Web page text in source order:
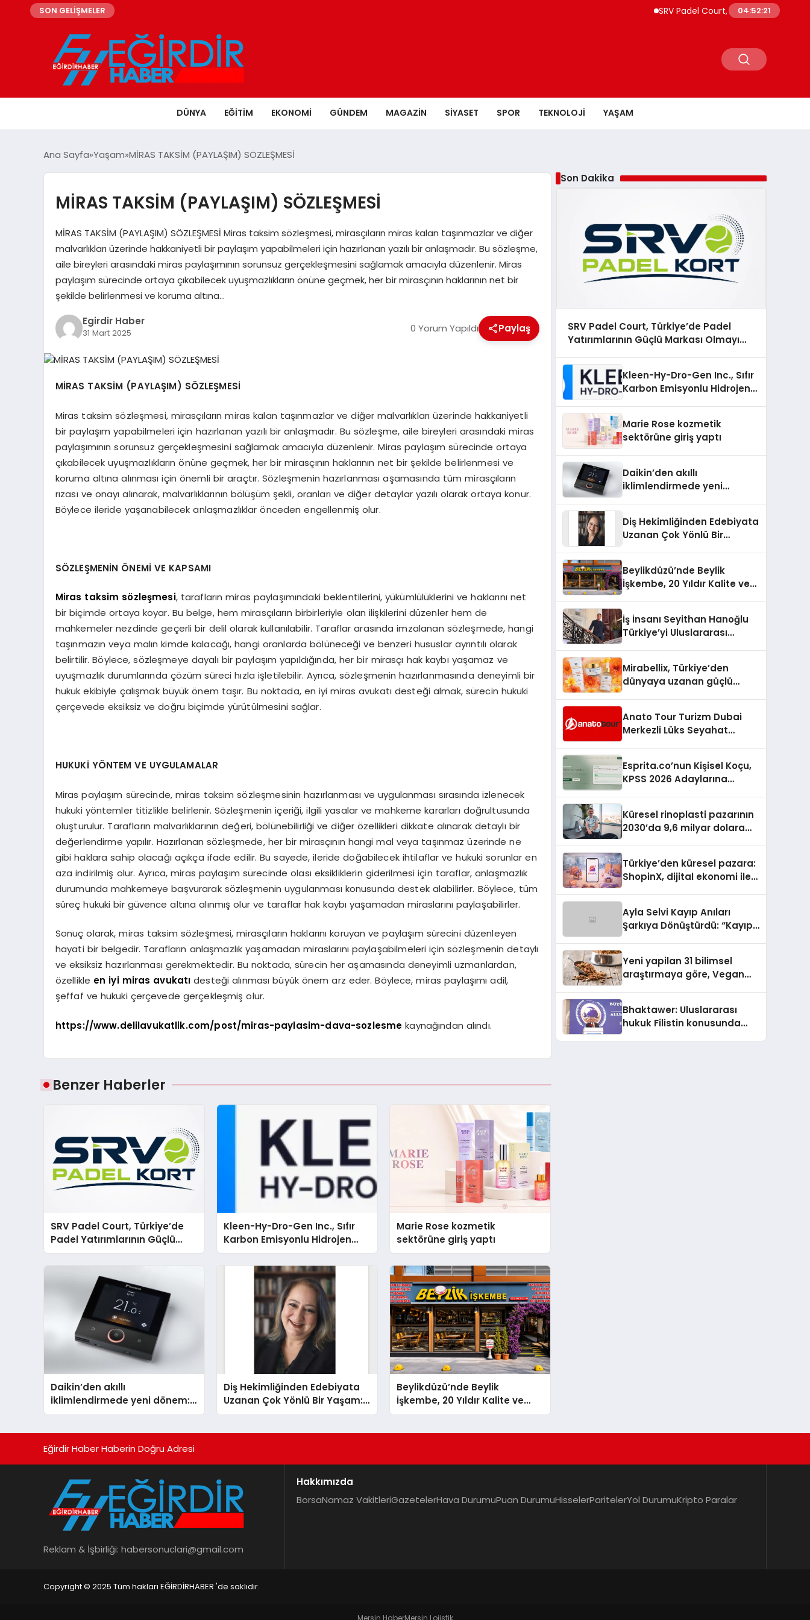
SON GELİŞMELER SRV Padel Court, Türkiye’de Padel
04:52:22
DÜNYA EĞITIM EKONOMI GÜNDEM MAGAZIN SIYASET SPOR TEKNOLOJI YAŞAM
Ana Sayfa Yaşam MİRAS TAKSİM (PAYLAŞIM) SÖZLEŞMESİ
MİRAS TAKSİM (PAYLAŞIM) SÖZLEŞMESİ
MİRAS TAKSİM (PAYLAŞIM) SÖZLEŞMESİ Miras taksim sözleşmesi, mirasçıların miras kalan taşınmazlar ve diğer
malvarlıkları üzerinde hakkaniyetli bir paylaşım yapabilmeleri için hazırlanan yazılı bir anlaşmadır. Bu sözleşme,
aile bireyleri arasındaki miras paylaşımının sorunsuz gerçekleşmesini sağlamak amacıyla düzenlenir. Miras
paylaşım sürecinde ortaya çıkabilecek uyuşmazlıkların önüne geçmek, her bir mirasçının haklarının net bir
şekilde belirlenmesi ve koruma altına…
Egirdir Haber
31 Mart 2025 0 Yorum Yapıldı Paylaş
MİRAS TAKSİM (PAYLAŞIM) SÖZLEŞMESİ
Miras taksim sözleşmesi, mirasçıların miras kalan taşınmazlar ve diğer malvarlıkları üzerinde hakkaniyetli
bir paylaşım yapabilmeleri için hazırlanan yazılı bir anlaşmadır. Bu sözleşme, aile bireyleri arasındaki miras
paylaşımının sorunsuz gerçekleşmesini sağlamak amacıyla düzenlenir. Miras paylaşım sürecinde ortaya
çıkabilecek uyuşmazlıkların önüne geçmek, her bir mirasçının haklarının net bir şekilde belirlenmesi ve
koruma altına alınması için önemli bir araçtır. Sözleşmenin hazırlanması aşamasında tüm mirasçıların
rızası ve onayı alınarak, malvarlıklarının bölüşüm şekli, oranları ve diğer detaylar yazılı olarak ortaya konur.
Böylece ileride yaşanabilecek anlaşmazlıklar önceden engellenmiş olur.
SÖZLEŞMENİN ÖNEMİ VE KAPSAMI
Miras taksim sözleşmesi, tarafların miras paylaşımındaki beklentilerini, yükümlülüklerini ve haklarını net
bir biçimde ortaya koyar. Bu belge, hem mirasçıların birbirleriyle olan ilişkilerini düzenler hem de
mahkemeler nezdinde geçerli bir delil olarak kullanılabilir. Taraflar arasında imzalanan sözleşmede, hangi
taşınmazın veya malın kimde kalacağı, hangi oranlarda bölüneceği ve benzeri hususlar ayrıntılı olarak
belirtilir. Böylece, sözleşmeye dayalı bir paylaşım yapıldığında, her bir mirasçı hak kaybı yaşamaz ve
uyuşmazlık durumlarında çözüm süreci hızla işletilebilir. Ayrıca, sözleşmenin hazırlanmasında deneyimli bir
hukuk ekibiyle çalışmak büyük önem taşır. Bu noktada, en iyi miras avukatı desteği almak, sürecin hukuki
çerçevede eksiksiz ve doğru biçimde yürütülmesini sağlar.
HUKUKİ YÖNTEM VE UYGULAMALAR
Miras paylaşım sürecinde, miras taksim sözleşmesinin hazırlanması ve uygulanması sırasında izlenecek
hukuki yöntemler titizlikle belirlenir. Sözleşmenin içeriği, ilgili yasalar ve mahkeme kararları doğrultusunda
oluşturulur. Tarafların malvarlıklarının değeri, bölünebilirliği ve diğer özellikleri dikkate alınarak detaylı bir
değerlendirme yapılır. Hazırlanan sözleşmede, her bir mirasçının hangi mal veya taşınmaz üzerinde ne
gibi haklara sahip olacağı açıkça ifade edilir. Bu sayede, ileride doğabilecek ihtilaflar ve hukuki sorunlar en
aza indirilmiş olur. Ayrıca, miras paylaşım sürecinde olası eksikliklerin giderilmesi için taraflar, anlaşmazlık
durumunda mahkemeye başvurarak sözleşmenin uygulanması konusunda destek alabilirler. Böylece, tüm
süreç hukuki bir güvence altına alınmış olur ve taraflar hak kaybı yaşamadan miraslarını paylaşabilirler.
Sonuç olarak, miras taksim sözleşmesi, mirasçıların haklarını koruyan ve paylaşım sürecini düzenleyen
hayati bir belgedir. Tarafların anlaşmazlık yaşamadan miraslarını paylaşabilmeleri için sözleşmenin detaylı
ve eksiksiz hazırlanması gerekmektedir. Bu noktada, sürecin her aşamasında deneyimli uzmanlardan,
özellikle en iyi miras avukatı desteği alınması büyük önem arz eder. Böylece, miras paylaşımı adil,
şeffaf ve hukuki çerçevede gerçekleşmiş olur.
https://www.delilavukatlik.com/post/miras-paylasim-dava-sozlesme kaynağından alındı.
Benzer Haberler
SRV Padel Court, Türkiye’de
Padel Yatırımlarının Güçlü
Markası Olmayı Sürdürüyor
Kleen-Hy-Dro-Gen Inc., Sıfır
Karbon Emisyonlu Hidrojen
Isıtma Teknolojisinde ISO ve
TSSA Düzenleyici Onaylarını
Marie Rose kozmetik
sektörüne giriş yaptı
Daikin’den akıllı
iklimlendirmede yeni dönem:
Madoka Plus Türkiye’de
Diş Hekimliğinden Edebiyata
Uzanan Çok Yönlü Bir Yaşam:
Yeşim Şahin Yaman
Beylikdüzü’nde Beylik
İşkembe, 20 Yıldır Kalite ve
Lezzetin Değişmeyen Adresi
Son Dakika
SRV Padel Court, Türkiye’de Padel
Yatırımlarının Güçlü Markası Olmayı
Kleen-Hy-Dro-Gen Inc., Sıfır
Karbon Emisyonlu Hidrojen
Aldı
Marie Rose kozmetik
sektörüne giriş yaptı
Daikin’den akıllı
iklimlendirmede yeni
Diş Hekimliğinden Edebiyata
Uzanan Çok Yönlü Bir
Beylikdüzü’nde Beylik
İşkembe, 20 Yıldır Kalite ve
İş İnsanı Seyithan Hanoğlu
Türkiye’yi Uluslararası
Mirabellix, Türkiye’den
dünyaya uzanan güçlü
Anato Tour Turizm Dubai
Merkezli Lüks Seyahat
Esprita.co’nun Kişisel Koçu,
KPSS 2026 Adaylarına
Küresel rinoplasti pazarının
2030’da 9,6 milyar dolara
Türkiye’den küresel pazara:
ShopinX, dijital ekonomi ile
Ayla Selvi Kayıp Anıları
Şarkıya Dönüştürdü: “Kayıp
Yeni yapilan 31 bilimsel
araştırmaya göre, Vegan
Sindirildiğini Ortaya Koydu
Bhaktawer: Uluslararası
hukuk Filistin konusunda
Eğirdir Haber Haberin Doğru Adresi
Reklam & İşbirliği: habersonuclari@gmail.com
Hakkımızda
BorsaNamaz VakitleriGazetelerHava DurumuPuan DurumuHisselerParitelerYol DurumuKripto Paralar
Copyright © 2025 Tüm hakları EĞİRDİRHABER 'de saklıdır.
Mersin HaberMersin Lojistik